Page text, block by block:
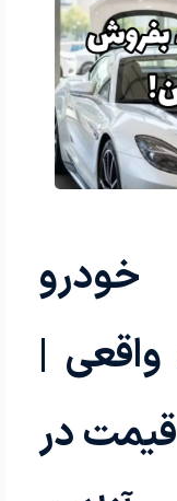
واقعی |
در